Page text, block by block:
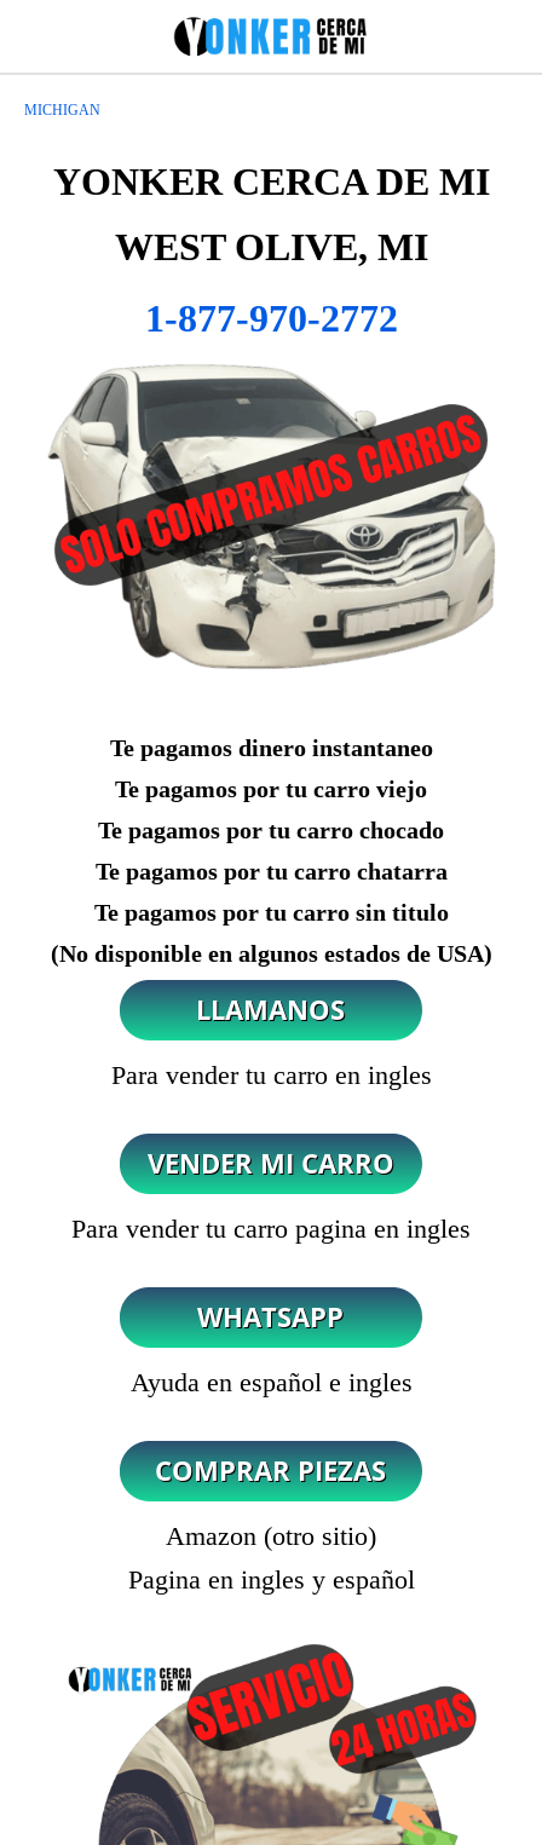
MICHIGAN
YONKER CERCA DE MI
WEST OLIVE, MI
1-877-970-2772
Te pagamos dinero instantaneo
Te pagamos por tu carro viejo
Te pagamos por tu carro chocado
Te pagamos por tu carro chatarra
Te pagamos por tu carro sin titulo
(No disponible en algunos estados de USA)
Para vender tu carro en ingles
Para vender tu carro pagina en ingles
Ayuda en español e ingles
Amazon (otro sitio)
Pagina en ingles y español